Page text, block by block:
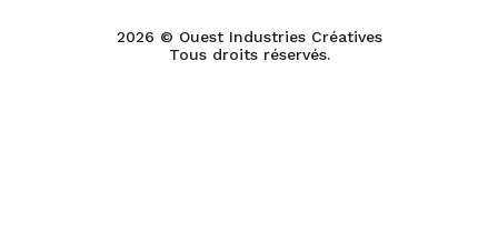
2026 © Ouest Industries Créatives
Tous droits réservés.